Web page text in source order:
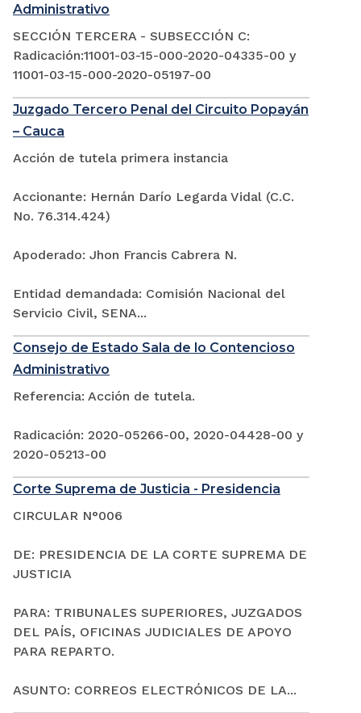
Administrativo
SECCIÓN TERCERA - SUBSECCIÓN C:
Radicación:11001-03-15-000-2020-04335-00 y
11001-03-15-000-2020-05197-00
Juzgado Tercero Penal del Circuito Popayán
– Cauca
Acción de tutela primera instancia
Accionante: Hernán Darío Legarda Vidal (C.C.
No. 76.314.424)
Apoderado: Jhon Francis Cabrera N.
Entidad demandada: Comisión Nacional del
Servicio Civil, SENA...
Consejo de Estado Sala de lo Contencioso
Administrativo
Referencia: Acción de tutela.
Radicación: 2020-05266-00, 2020-04428-00 y
2020-05213-00
Corte Suprema de Justicia - Presidencia
CIRCULAR N°006
DE: PRESIDENCIA DE LA CORTE SUPREMA DE
JUSTICIA
PARA: TRIBUNALES SUPERIORES, JUZGADOS
DEL PAÍS, OFICINAS JUDICIALES DE APOYO
PARA REPARTO.
ASUNTO: CORREOS ELECTRÓNICOS DE LA...